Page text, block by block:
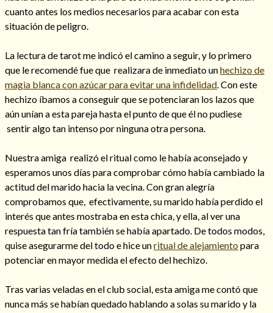
Endulzamiento
cuanto antes los medios necesarios para acabar con esta
situación de peligro.
La lectura de tarot me indicó el camino a seguir, y lo primero
que le recomendé fue que realizara de inmediato unhechizo de
magia blanca con azúcar para evitar una infidelidad . Con este
hechizo íbamos a conseguir que se potenciaran los lazos que
aún unían a esta pareja hasta el punto de que él no pudiese
sentir algo tan intenso por ninguna otra persona.
Nuestra amiga realizó el ritual como le había aconsejado y
esperamos unos días para comprobar cómo había cambiado la
actitud del marido hacia la vecina. Con gran alegría
comprobamos que, efectivamente, su marido había perdido el
interés que antes mostraba en esta chica, y ella, al ver una
respuesta tan fría también se había apartado. De todos modos,
quise asegurarme del todo e hice unritual de alejamientopara
potenciar en mayor medida el efecto del hechizo.
Tras varias veladas en el club social, esta amiga me contó que
nunca más se habían quedado hablando a solas su marido y la